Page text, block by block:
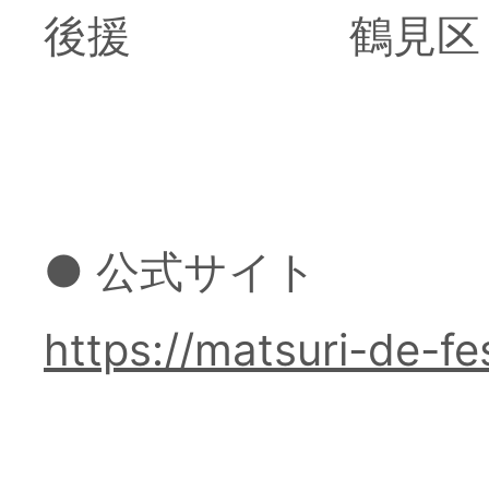
で参画します。
株式会社ケイ
促支援サービ
後援 鶴見区
● 公式サイト
https://matsuri-de-